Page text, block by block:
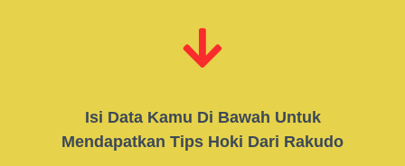
Isi Data Kamu Di Bawah Untuk
Mendapatkan Tips Hoki Dari Rakudo